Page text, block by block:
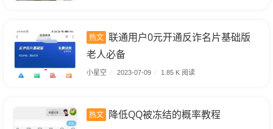
热文 联通用户0元开通反诈名片基础版
老人必备
小星空 / 2023-07-09 / 1.85 K 阅读
热文 降低QQ被冻结的概率教程